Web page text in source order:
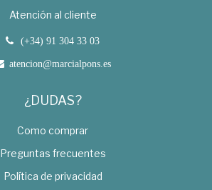
Atención al cliente
(+34) 91 304 33 03
atencion@marcialpons.es
¿DUDAS?
Como comprar
Preguntas frecuentes
Política de privacidad